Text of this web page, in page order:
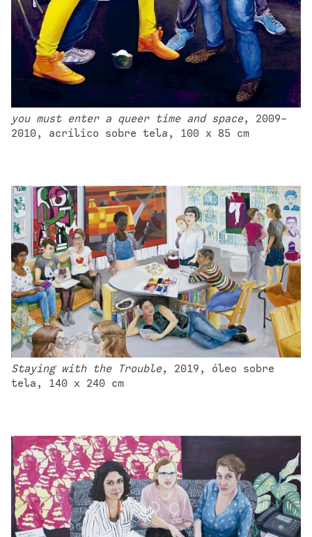
you must enter a queer time and space, 2009-
2010, acrílico sobre tela, 100 x 85 cm
Staying with the Trouble, 2019, óleo sobre
tela, 140 x 240 cm